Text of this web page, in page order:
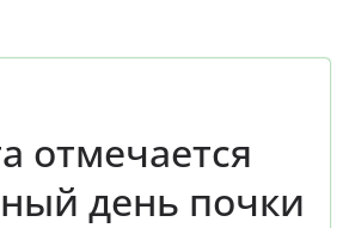
отмечается
день почки